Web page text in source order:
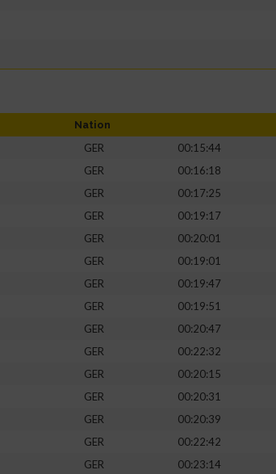
Nation
GER 00:15:44
GER
00:16:18
GER
00:17:25
GER
00:19:17
GER
00:20:01
GER 00:19:01
GER
00:19:47
GER
00:19:51
GER
00:20:47
GER
00:22:32
GER 00:20:15
GER
00:20:31
GER
00:20:39
GER
00:22:42
GER
00:23:14